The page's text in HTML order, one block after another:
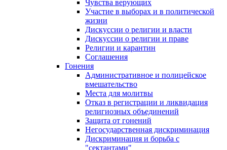
Чувства верующих
Участие в выборах и в политической
жизни
Дискуссии о религии и власти
Дискуссии о религии и праве
Религии и карантин
Соглашения
Гонения
Административное и полицейское
вмешательство
Места для молитвы
Отказ в регистрации и ликвидация
религиозных объединений
Защита от гонений
Негосударственная дискриминация
Дискриминация и борьба с
"сектантами"